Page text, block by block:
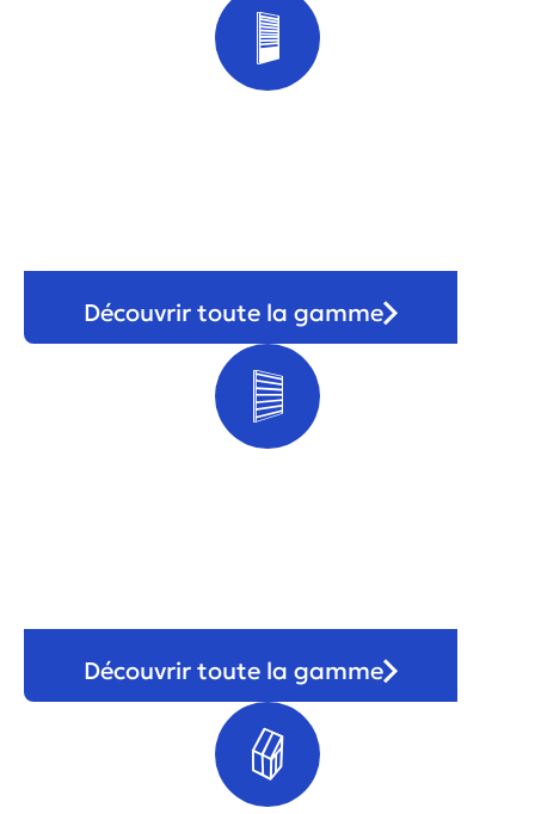
Découvrir toute la gamme
Découvrir toute la gamme